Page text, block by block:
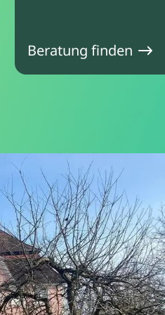
Beratung finden